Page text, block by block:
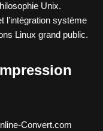
Unix.
l’intégration système
Linux grand public.
Convert.com